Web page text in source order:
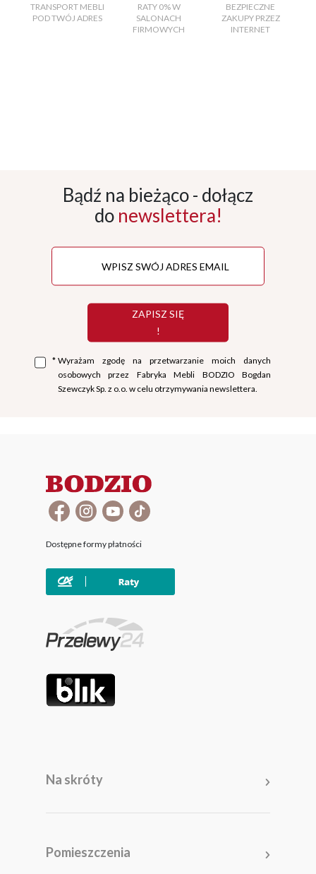
TRANSPORT MEBLI
POD TWÓJ ADRES
RATY 0% W
SALONACH
FIRMOWYCH
BEZPIECZNE
ZAKUPY PRZEZ
INTERNET
Bądź na bieżąco - dołącz
do newslettera!
ZAPISZ SIĘ
!
* Wyrażam zgodę na przetwarzanie moich danych
osobowych przez Fabryka Mebli BODZIO Bogdan
Szewczyk Sp. z o.o. w celu otrzymywania newslettera.
Dostępne formy płatności
Na skróty
Pomieszczenia
Pomieszczenia